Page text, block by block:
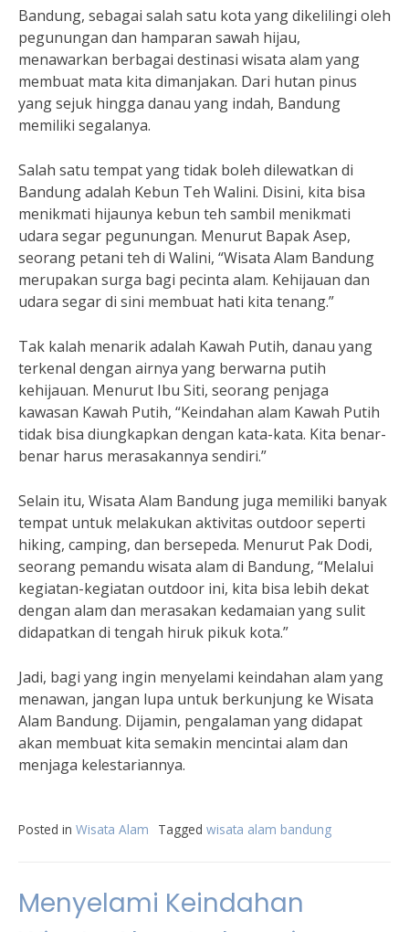
Bandung, sebagai salah satu kota yang dikelilingi oleh
pegunungan dan hamparan sawah hijau,
menawarkan berbagai destinasi wisata alam yang
membuat mata kita dimanjakan. Dari hutan pinus
yang sejuk hingga danau yang indah, Bandung
memiliki segalanya.
Salah satu tempat yang tidak boleh dilewatkan di
Bandung adalah Kebun Teh Walini. Disini, kita bisa
menikmati hijaunya kebun teh sambil menikmati
udara segar pegunungan. Menurut Bapak Asep,
seorang petani teh di Walini, “Wisata Alam Bandung
merupakan surga bagi pecinta alam. Kehijauan dan
udara segar di sini membuat hati kita tenang.”
Tak kalah menarik adalah Kawah Putih, danau yang
terkenal dengan airnya yang berwarna putih
kehijauan. Menurut Ibu Siti, seorang penjaga
kawasan Kawah Putih, “Keindahan alam Kawah Putih
tidak bisa diungkapkan dengan kata-kata. Kita benar-
benar harus merasakannya sendiri.”
Selain itu, Wisata Alam Bandung juga memiliki banyak
tempat untuk melakukan aktivitas outdoor seperti
hiking, camping, dan bersepeda. Menurut Pak Dodi,
seorang pemandu wisata alam di Bandung, “Melalui
kegiatan-kegiatan outdoor ini, kita bisa lebih dekat
dengan alam dan merasakan kedamaian yang sulit
didapatkan di tengah hiruk pikuk kota.”
Jadi, bagi yang ingin menyelami keindahan alam yang
menawan, jangan lupa untuk berkunjung ke Wisata
Alam Bandung. Dijamin, pengalaman yang didapat
akan membuat kita semakin mencintai alam dan
menjaga kelestariannya.
Posted in Wisata Alam Tagged wisata alam bandung
Menyelami Keindahan